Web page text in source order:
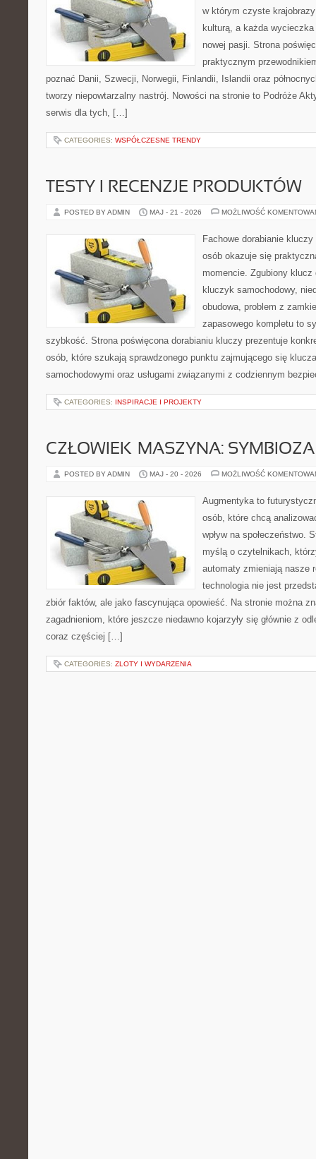
w którym czyste
kulturą, a każda
nowej pasji. Strona
praktycznym
poznać Danii, Szwecji, Norwegii, Finlandii, Islandii oraz
tworzy niepowtarzalny nastrój. Nowości na stronie to Podróże
serwis dla tych, […]
CATEGORIES: WSPÓŁCZESNE TRENDY
TESTY I RECENZJE PRODUKTÓW
POSTED BY ADMIN MAJ - 21 - 2026 MOŻLIWOŚĆ
Fachowe dorabianie
osób okazuje się
momencie. Zgubiony
kluczyk samochodowy,
obudowa, problem z
zapasowego kompletu to
szybkość. Strona poświęcona dorabianiu kluczy prezentuje
osób, które szukają sprawdzonego punktu zajmującego się
samochodowymi oraz usługami związanymi z codziennym
CATEGORIES: INSPIRACJE I PROJEKTY
CZŁOWIEK–MASZYNA: SYMBIOZA
POSTED BY ADMIN MAJ - 20 - 2026 MOŻLIWOŚĆ
Augmentyka to
osób, które chcą
wpływ na społeczeństwo.
myślą o czytelnikach,
automaty zmieniają nasze
technologia nie jest
zbiór faktów, ale jako fascynująca opowieść. Na stronie można
zagadnieniom, które jeszcze niedawno kojarzyły się głównie z
coraz częściej […]
CATEGORIES: ZLOTY I WYDARZENIA